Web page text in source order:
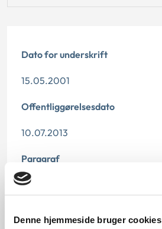
Denne hjemmeside bruger cookies
Dato for underskrift
15.05.2001
Offentliggørelsesdato
10.07.2013
Paragraf
§ 33 § 31 § 30 § 32